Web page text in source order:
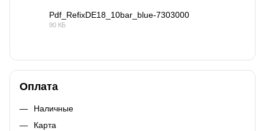
Pdf_RefixDE18_10bar_blue-7303000
90 КБ
Оплата
Наличные
Карта